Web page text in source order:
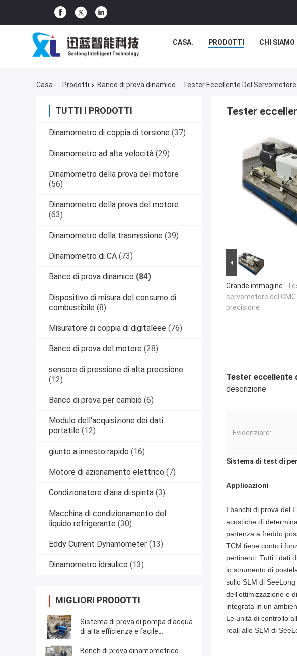
CASA. PRODOTTI CHI SIAMO
Casa Prodotti Banco di prova dinamico Tester Eccellente Del Servomotore
TUTTI I PRODOTTI
Dinamometro di coppia di torsione (37)
Dinamometro ad alta velocità (29)
Dinamometro della prova del motore
(56)
Dinamometro della prova del motore
(63)
Dinamometro della trasmissione (39)
Dinamometro di CA (73)
Banco di prova dinamico (84)
Dispositivo di misura del consumo di
combustibile (8)
Misuratore di coppia di digitaleee (76)
Banco di prova del motore (28)
sensore di pressione di alta precisione
(12)
Banco di prova per cambio (6)
Modulo dell'acquisizione dei dati
portatile (12)
giunto a innesto rapido (16)
Motore di azionamento elettrico (7)
Condizionatore d'aria di spinta (3)
Macchina di condizionamento del
liquido refrigerante (30)
Eddy Current Dynamometer (13)
Dinamometro idraulico (13)
MIGLIORI PRODOTTI
Sistema di prova di pompa d'acqua
di alta efficienza e facile
Bench di prova dinamometrico
Tester
Grande immagine :
servomotore del
precisione
Tester eccellente
descrizione
Evidenziare:
Sistema di test di
Applicazioni
I banchi di prova del
acustiche di
partenza a freddo
TCM tiene conto i
pertinenti. Tutti i dati
lo strumento di
sullo SLM di
dell'ottimizzazione e
integrata in un
Le unità di controllo
reali allo SLM di